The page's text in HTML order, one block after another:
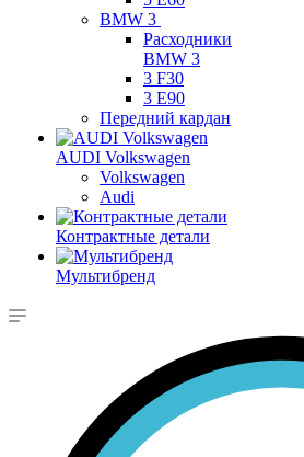
BMW 3
Расходники
BMW 3
3 F30
3 E90
Передний кардан
AUDI Volkswagen
Volkswagen
Audi
Контрактные детали
Мультибренд